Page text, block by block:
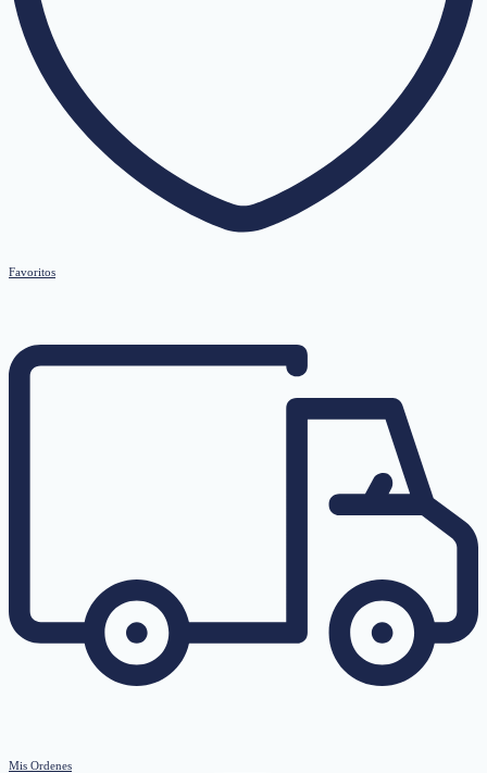
Favoritos
Mis Ordenes